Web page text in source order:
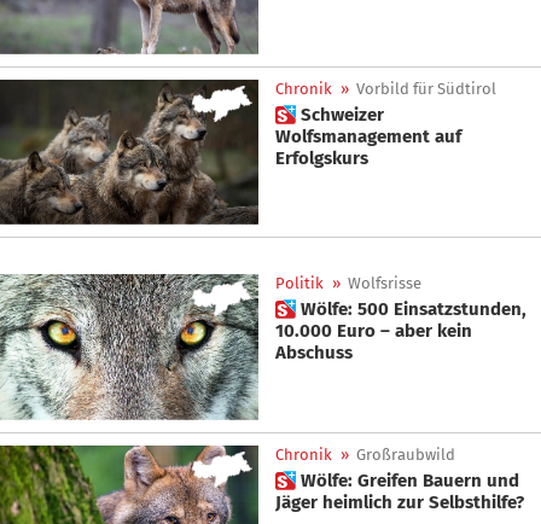
Chronik » Vorbild für Südtirol
 Schweizer
Wolfsmanagement auf
Erfolgskurs
Politik » Wolfsrisse
 Wölfe: 500 Einsatzstunden,
10.000 Euro – aber kein
Abschuss
Chronik » Großraubwild
 Wölfe: Greifen Bauern und
Jäger heimlich zur Selbsthilfe?